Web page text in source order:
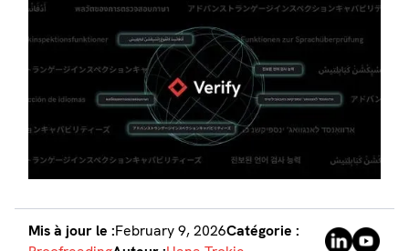
Mis à jour le :February 9, 2026Catégorie :